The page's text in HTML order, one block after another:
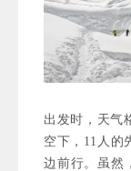
出发时，天气
空下，11人的
边前行。虽然